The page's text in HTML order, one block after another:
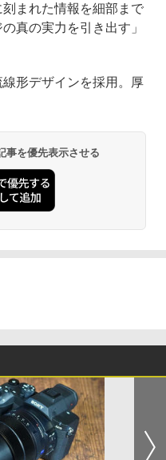
まれた情報を細部まで
真の実力を引き出す」
形デザインを採用。厚
事を優先表示させる